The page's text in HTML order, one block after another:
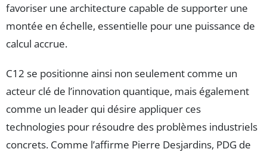
favoriser une architecture capable de supporter une
montée en échelle, essentielle pour une puissance de
calcul accrue.
C12 se positionne ainsi non seulement comme un
acteur clé de l’innovation quantique, mais également
comme un leader qui désire appliquer ces
technologies pour résoudre des problèmes industriels
concrets. Comme l’affirme Pierre Desjardins, PDG de